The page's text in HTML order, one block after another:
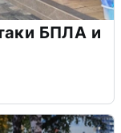
БПЛА и